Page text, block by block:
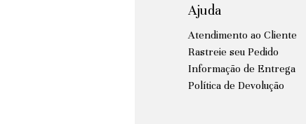
Ajuda
Atendimento ao Cliente
Rastreie seu Pedido
Informação de Entrega
Política de Devolução